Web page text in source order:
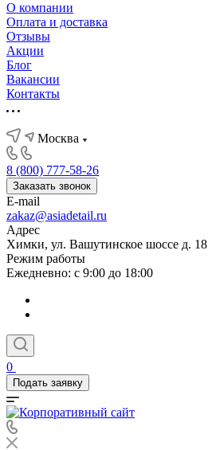
О компании
Оплата и доставка
Отзывы
Акции
Блог
Вакансии
Контакты
Москва
8 (800) 777-58-26
Заказать звонок
E-mail
zakaz@asiadetail.ru
Адрес
Химки, ул. Вашутинское шоссе д.
Режим работы
Ежедневно: с 9:00 до 18:00
0
Подать заявку